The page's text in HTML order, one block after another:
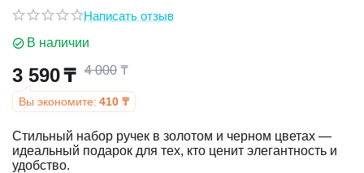
Написать отзыв
В наличии
3 590₸ 4 000 ₸
Вы экономите: 410 ₸
Стильный набор ручек в золотом и черном цветах —
идеальный подарок для тех, кто ценит элегантность и
удобство.